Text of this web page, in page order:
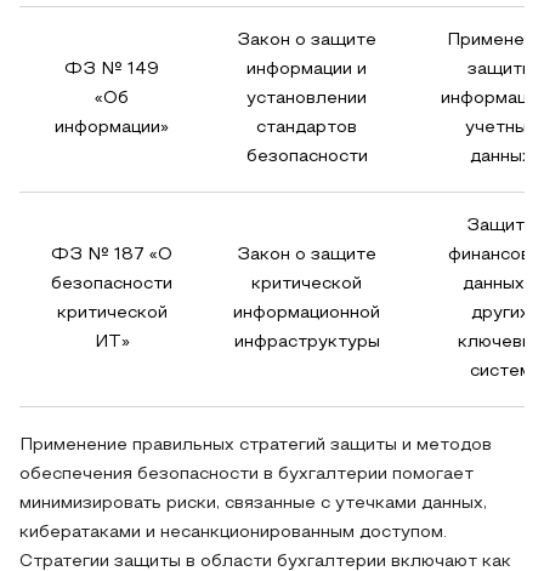
ФЗ № 149
«Об
информации»
Закон о защите
информации и
установлении
стандартов
безопасности
защиты
учетных
данных
ФЗ № 187 «О
безопасности
критической
ИТ»
Закон о защите
критической
информационной
инфраструктуры
Защита
данных и
других
ключевых
систем
Применение правильных стратегий защиты и методов
обеспечения безопасности в бухгалтерии помогает
минимизировать риски, связанные с утечками данных,
кибератаками и несанкционированным доступом.
Стратегии защиты в области бухгалтерии включают как